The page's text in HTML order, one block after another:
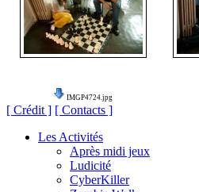
IMGP4724.jpg
[ Crédit ] [ Contacts ]
Les Activités
Après midi jeux
Ludicité
CyberKiller